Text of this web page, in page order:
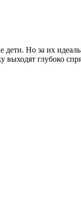
Но за их
выходят глубоко